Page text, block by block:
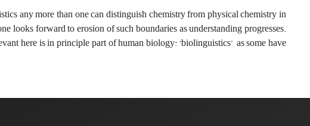
any more than one can distinguish chemistry from physical chemistry in
looks forward to erosion of such boundaries as understanding progresses.
here is in principle part of human biology: ‘biolinguistics’, as some have